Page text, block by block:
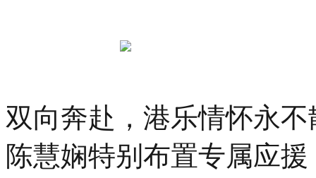
双向奔赴，港乐情怀永
陈慧娴特别布置专属应